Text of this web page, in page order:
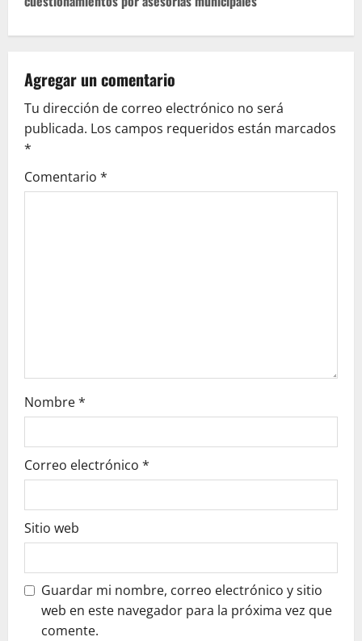
n
v
i
g
a
Agregar un comentario
Tu dirección de correo electrónico no será
publicada. Los campos requeridos están marcados
*
Comentario *
Nombre*
Correo electrónico *
Sitio web
Guardar mi nombre, correo electrónico y sitio
web en este navegador para la próxima vez que
comente.